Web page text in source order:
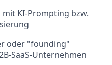
KI-Prompting bzw.
oder "founding"
SaaS-Unternehmen